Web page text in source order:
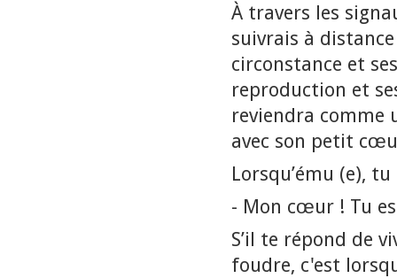
À travers les
suivrais à
circonstance et
reproduction et
reviendra
avec son petit
Lorsqu’ému (e),
- Mon cœur ! Tu
S’il te répond de
foudre, c'est